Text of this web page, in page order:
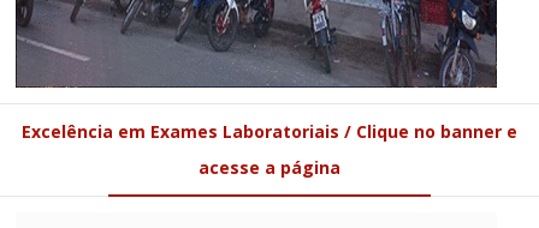
Excelência em Exames Laboratoriais / Clique no banner e
acesse a página